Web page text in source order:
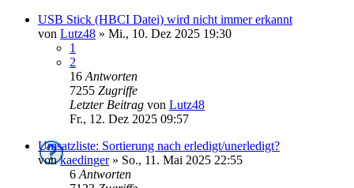
USB Stick (HBCI Datei) wird nicht immer erkannt
von Lutz48 » Mi., 10. Dez 2025 19:30
1
2
16 Antworten
7255 Zugriffe
Letzter Beitrag von Lutz48
Fr., 12. Dez 2025 09:57
Umsatzliste: Sortierung nach erledigt/unerledigt?
vonkaedinger» So., 11. Mai 2025 22:55
6 Antworten